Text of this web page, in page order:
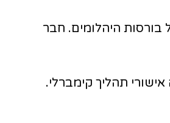
בורסות היהלומים. חבר